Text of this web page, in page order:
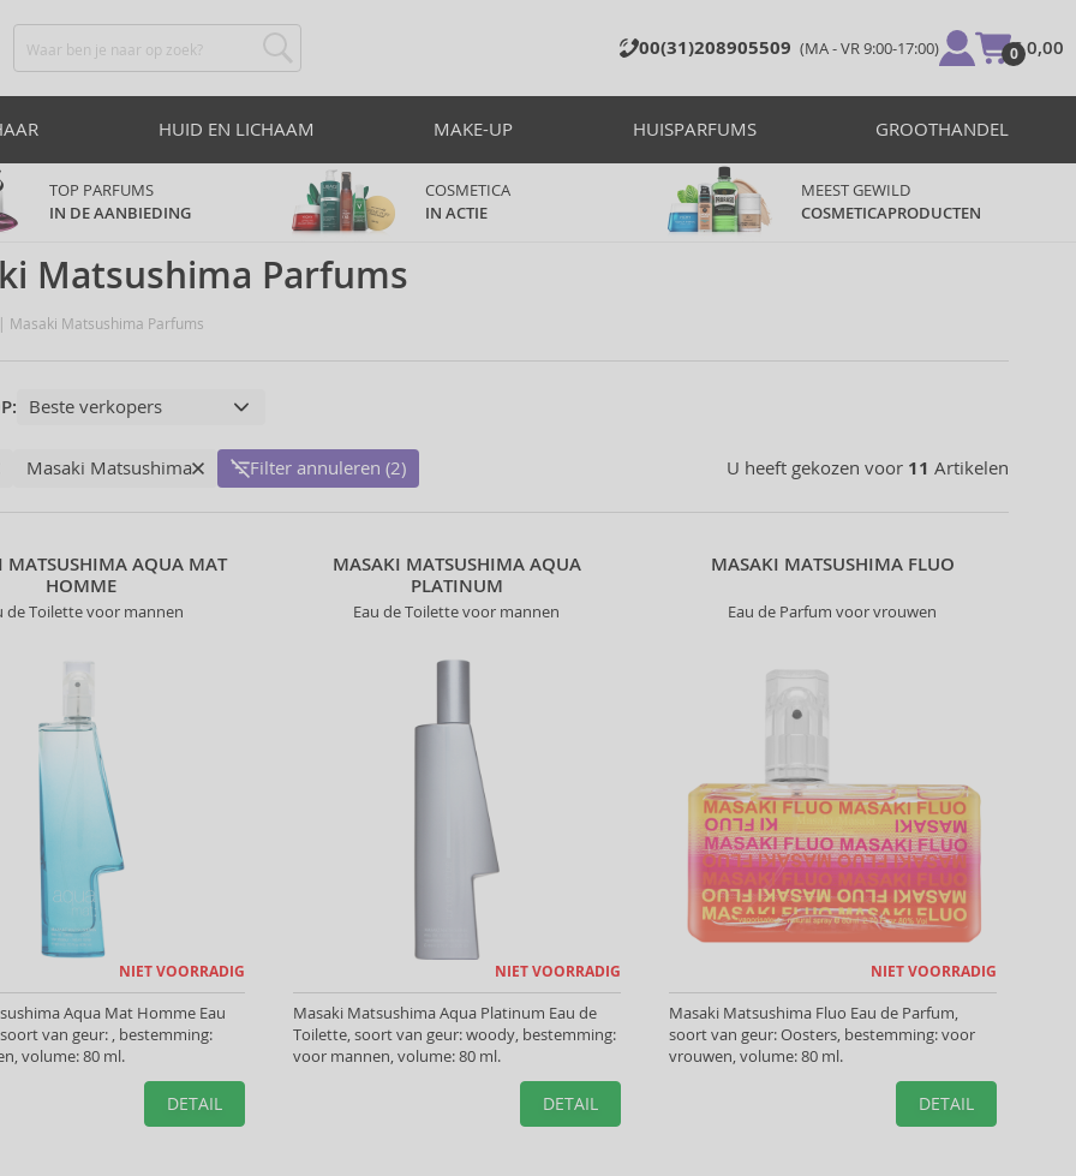
00(31)208905509 (MA - VR 9:00-17:00) 0
€ 0,00
HUID EN LICHAAM MAKE-UP HUISPARFUMS GROOTHANDEL
TOP PARFUMS
IN DE AANBIEDING
COSMETICA
IN ACTIE
MEEST GEWILD
COSMETICAPRODUCTEN
Matsushima Parfums
Masaki Matsushima Parfums
U heeft gekozen voor 11 Artikelen
Masaki Matsushima Filter annuleren (2)
MATSUSHIMA AQUA MAT
HOMME
de Toilette voor mannen
NIET VOORRADIG
Aqua Mat Homme Eau
van geur: , bestemming:
volume: 80 ml.
DETAIL
MASAKI MATSUSHIMA AQUA
PLATINUM
Eau de Toilette voor mannen
NIET VOORRADIG
Masaki Matsushima Aqua Platinum Eau de
Toilette, soort van geur: woody, bestemming:
voor mannen, volume: 80 ml.
DETAIL
MASAKI MATSUSHIMA FLUO
Eau de Parfum voor vrouwen
NIET VOORRADIG
Masaki Matsushima Fluo Eau de Parfum,
soort van geur: Oosters, bestemming: voor
vrouwen, volume: 80 ml.
DETAIL